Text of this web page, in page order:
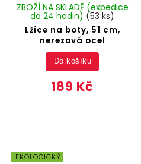
Lžíce na boty, 51 cm,
nerezová ocel
ZBOŽÍ NA SKLADĚ (expedice
do 24 hodin) (53 ks)
189 Kč
Do košíku
EKOLOGICKÝ